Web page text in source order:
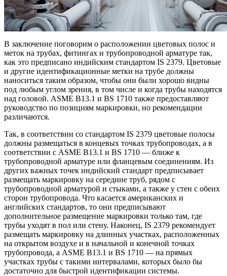
В заключение поговорим о расположении цветовых полос и
меток на трубах, фитингах и трубопроводной арматуре так,
как это предписано индийским стандартом IS 2379. Цветовые
и другие идентификационные метки на трубе должны
наноситься таким образом, чтобы они были хорошо видны
под любым углом зрения, в том числе и когда трубы находятся
над головой. ASME B13.1 и BS 1710 также предоставляют
руководство по позициям маркировки, но рекомендации
различаются.
Так, в соответствии со стандартом IS 2379 цветовые полосы
должны размещаться в концевых точках трубопроводах, а в
соответствии с ASME B13.1 и BS 1710 — ближе к
трубопроводной арматуре или фланцевым соединениям. Из
других важных точек индийский стандарт предписывает
размещать маркировку на середине труб, рядом с
трубопроводной арматурой и стыками, а также у стен с обеих
сторон трубопровода. Что касается американских и
английских стандартов, то они предписывают
дополнительное размещение маркировки только там, где
трубы уходят в пол или стену. Наконец, IS 2379 рекомендует
размещать маркировку на длинных участках, расположенных
на открытом воздухе и в начальной и конечной точках
трубопровода, а ASME B13.1 и BS 1710 — на прямых
участках трубы с такими интервалами, которых было бы
достаточно для быстрой идентификации системы.